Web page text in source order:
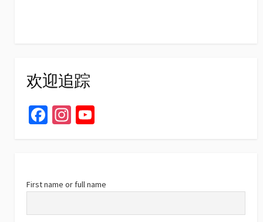
欢迎追踪
Fa
o
k
In
m b
e
First name or full name